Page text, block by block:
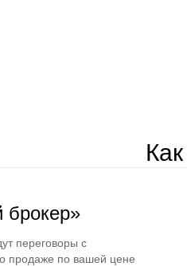
брокер»
переговоры с
продаже по вашей цене